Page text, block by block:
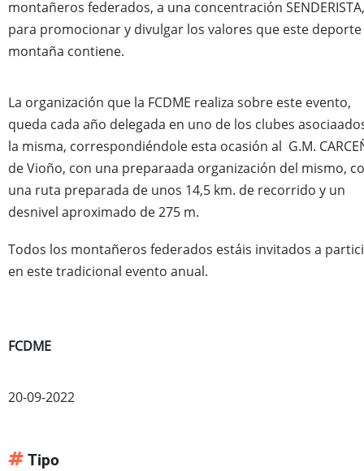
montañeros federados, a una concentración SENDERISTA,
para promocionar y divulgar los valores que este
montaña contiene.
La organización que la FCDME realiza sobre este evento,
queda cada año delegada en uno de los clubes
la misma, correspondiéndole esta ocasión al G.M.
de Vioño, con una preparaada organización del mismo,
una ruta preparada de unos 14,5 km. de recorrido y un
desnivel aproximado de 275 m.
Todos los montañeros federados estáis invitados a
en este tradicional evento anual.
FCDME
20-09-2022
Tipo